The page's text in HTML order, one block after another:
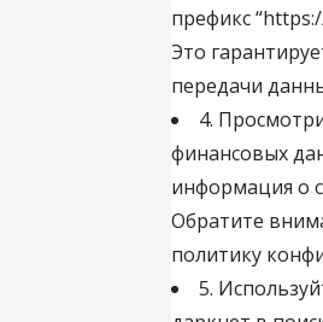
префикс
Это
передачи
4.
финансовых
информация о
Обратите
политику
5.